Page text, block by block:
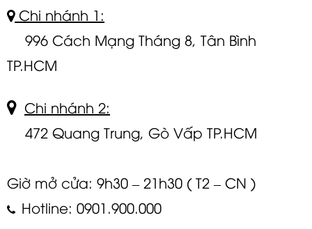
Chi nhánh 1:
996 Cách Mạng Tháng 8, Tân Bình
TP.HCM
Chi nhánh 2:
472 Quang Trung, Gò Vấp TP.HCM
Giờ mở cửa: 9h30 – 21h30 ( T2 – CN )
Hotline: 0901.900.000